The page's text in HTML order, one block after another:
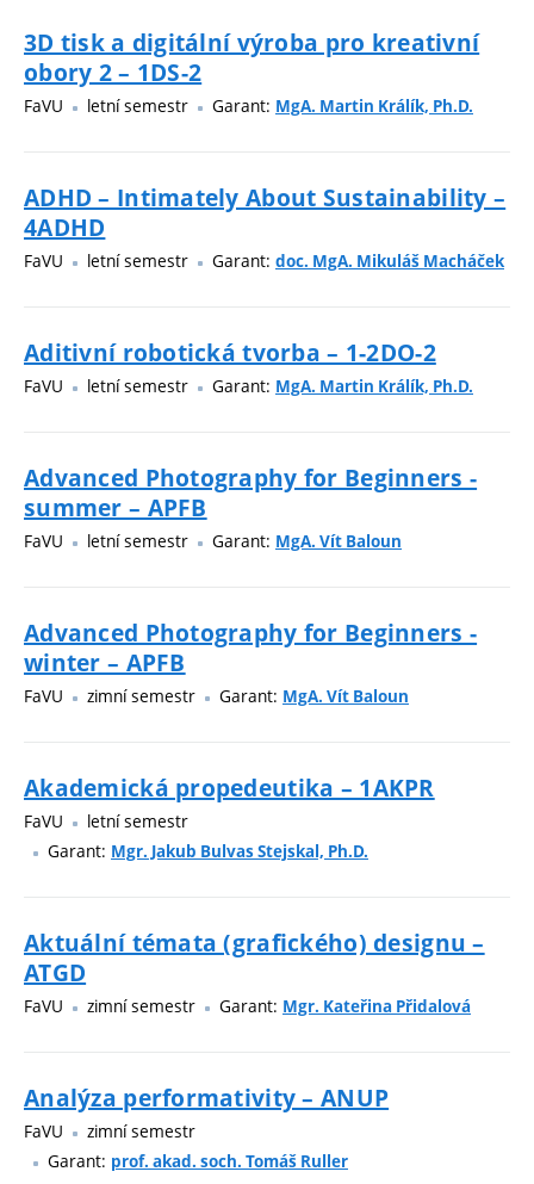
3D tisk a digitální výroba pro kreativní
obory 2 – 1DS-2
FaVU letní semestr Garant: MgA. Martin Králík, Ph.D.
ADHD – Intimately About Sustainability –
4ADHD
FaVU letní semestr Garant: doc. MgA. Mikuláš Macháček
Aditivní robotická tvorba – 1-2DO-2
FaVU letní semestr Garant: MgA. Martin Králík, Ph.D.
Advanced Photography for Beginners -
summer – APFB
FaVU letní semestr Garant: MgA. Vít Baloun
Advanced Photography for Beginners -
winter – APFB
FaVU zimní semestr Garant: MgA. Vít Baloun
Akademická propedeutika – 1AKPR
FaVU
letní semestr
Garant: Mgr. Jakub Bulvas Stejskal, Ph.D.
Aktuální témata (grafického) designu –
ATGD
FaVU zimní semestr Garant: Mgr. Kateřina Přidalová
Analýza performativity – ANUP
FaVU
zimní semestr
Garant: prof. akad. soch. Tomáš Ruller